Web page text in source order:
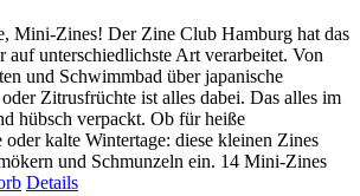
Mini-Zines! Der Zine Club Hamburg hat das
auf unterschiedlichste Art verarbeitet. Von
und Schwimmbad über japanische
oder Zitrusfrüchte ist alles dabei. Das alles im
hübsch verpackt. Ob für heiße
oder kalte Wintertage: diese kleinen Zines
und Schmunzeln ein. 14 Mini-Zines
Details